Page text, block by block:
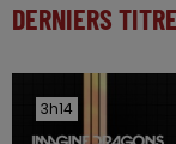
DERNIERS
3h14
3h14